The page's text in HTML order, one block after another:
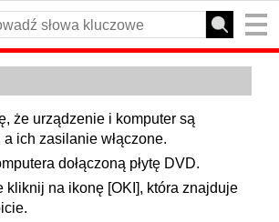
że urządzenie i komputer są
a ich zasilanie włączone.
dołączoną płytę DVD.
kliknij na ikonę [OKI], która znajduje